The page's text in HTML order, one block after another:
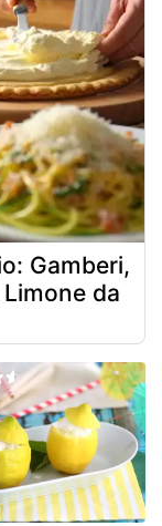
Gamberi,
da